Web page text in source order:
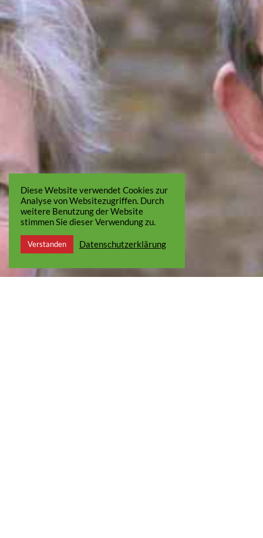
Diese Website verwendet Cookies zur
Analyse von Websitezugriffen. Durch
weitere Benutzung der Website
stimmen Sie dieser Verwendung zu.
Verstanden Datenschutzerklärung